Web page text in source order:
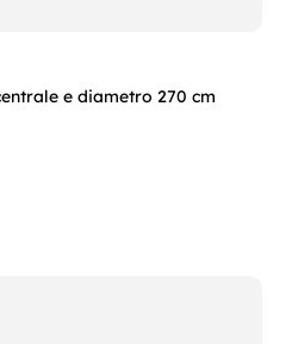
e diametro 270 cm